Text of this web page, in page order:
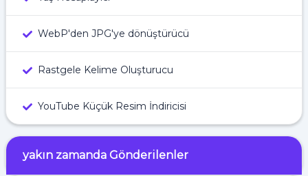
WebP'den JPG'ye dönüştürücü
Rastgele Kelime Oluşturucu
YouTube Küçük Resim İndiricisi
yakın zamanda Gönderilenler